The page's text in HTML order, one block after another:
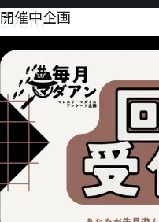
Event
開催中企画